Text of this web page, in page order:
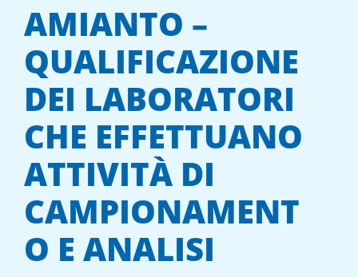
AMIANTO –
QUALIFICAZIONE
DEI LABORATORI
CHE EFFETTUANO
ATTIVITÀ DI
CAMPIONAMENT
O E ANALISI